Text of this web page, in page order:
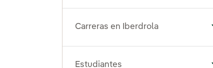
Carreras en Iberdrola
Estudiantes